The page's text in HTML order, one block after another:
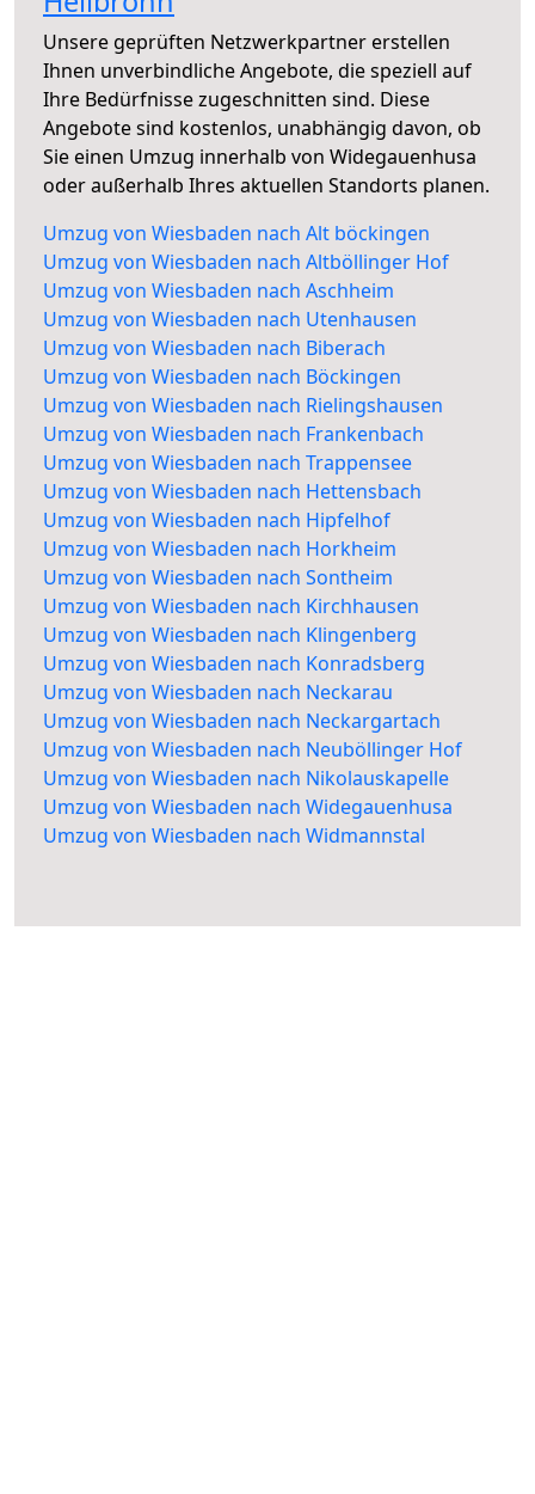
Unsere geprüften Netzwerkpartner erstellen
Ihnen unverbindliche Angebote, die speziell auf
Ihre Bedürfnisse zugeschnitten sind. Diese
Angebote sind kostenlos, unabhängig davon, ob
Sie einen Umzug innerhalb von Widegauenhusa
oder außerhalb Ihres aktuellen Standorts planen.
Umzug von Wiesbaden nach Alt böckingen
Umzug von Wiesbaden nach Altböllinger Hof
Umzug von Wiesbaden nach Aschheim
Umzug von Wiesbaden nach Utenhausen
Umzug von Wiesbaden nach Biberach
Umzug von Wiesbaden nach Böckingen
Umzug von Wiesbaden nach Rielingshausen
Umzug von Wiesbaden nach Frankenbach
Umzug von Wiesbaden nach Trappensee
Umzug von Wiesbaden nach Hettensbach
Umzug von Wiesbaden nach Hipfelhof
Umzug von Wiesbaden nach Horkheim
Umzug von Wiesbaden nach Sontheim
Umzug von Wiesbaden nach Kirchhausen
Umzug von Wiesbaden nach Klingenberg
Umzug von Wiesbaden nach Konradsberg
Umzug von Wiesbaden nach Neckarau
Umzug von Wiesbaden nach Neckargartach
Umzug von Wiesbaden nach Neuböllinger Hof
Umzug von Wiesbaden nach Nikolauskapelle
Umzug von Wiesbaden nach Widegauenhusa
Umzug von Wiesbaden nach Widmannstal